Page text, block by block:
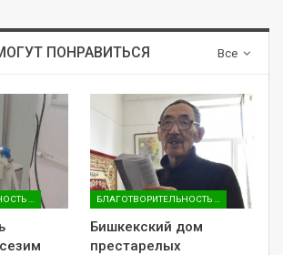
Все
ПОНРАВИТЬСЯ
Бишкекский дом
престарелых